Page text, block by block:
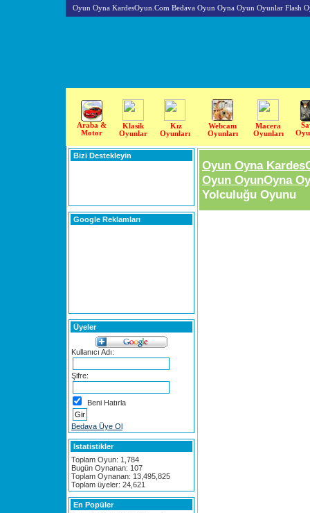
Oyun Oyna KardesOyun.Com Bedava Oyun Oyna Oyun Oyunlar Flash
Araba &
Motor
Klasik
Oyunlar
Kız
Oyunları
Webcam
Oyunları
Macera
Oyunları
Bizi Destekleyin
Google Reklamları
Üyeler
Kullanıcı Adı:
Şifre:
Beni Hatırla
Bedava Üye Ol
Istatistikler
Toplam Oyun: 1,784
Bugün Oynanan: 107
Toplam Oynanan: 13,495,825
Toplam üyeler: 24,621
En Popüler
Oyun Oyna
Oyun OyunOyna
Yolculuğu Oyunu